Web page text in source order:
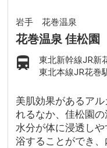
岩手 花巻温泉
花巻温泉 佳松園
東北新幹線JR新
東北本線JR花巻
美肌効果があるア
れるなか、佳松園の
水分が体に浸透し
浴することができ